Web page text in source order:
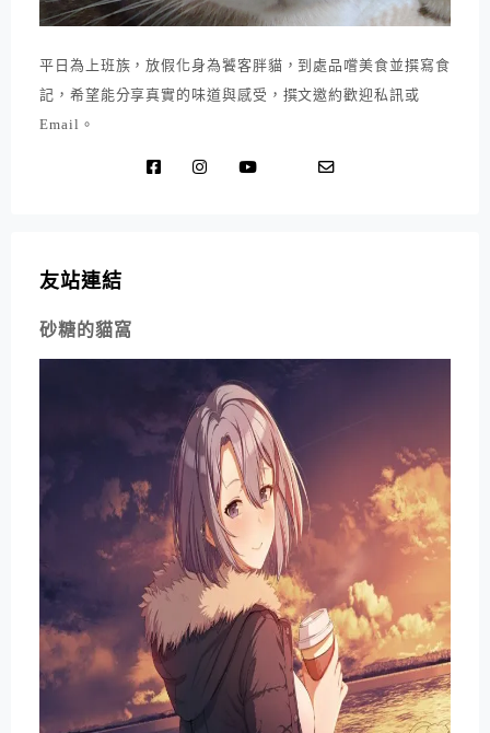
平日為上班族，放假化身為饕客胖貓，到處品嚐美食並撰寫食
記，希望能分享真實的味道與感受，撰文邀約歡迎私訊或
Email。
友站連結
砂糖的貓窩